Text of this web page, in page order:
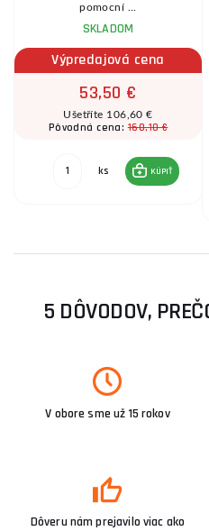
pomocní ...
SKLADOM
Výpredajová cena
53,50 €
Ušetříte 106,60 €
Pôvodná cena:160,10 €
ks KÚPIŤ
5 DÔVODOV,
V obore sme už 15 rokov
Dôveru nám prejavilo viac ako